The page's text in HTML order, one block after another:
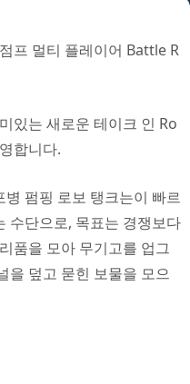
프 멀티 플레이어 Battle R
있는 새로운 테이크 인 Ro
합니다.
펌핑 로보 탱크는이 빠르
수단으로, 목표는 경쟁보다
품을 모아 무기고를 업그
을 덮고 묻힌 보물을 모으